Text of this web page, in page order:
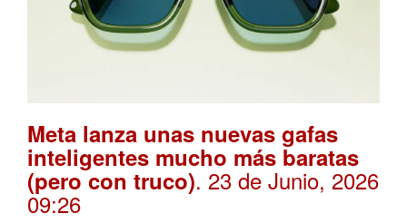
Meta lanza unas nuevas gafas
inteligentes mucho más baratas
(pero con truco). 23 de Junio, 2026
09:26